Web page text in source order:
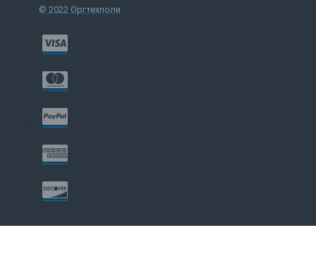
© 2022 Оргтехполи